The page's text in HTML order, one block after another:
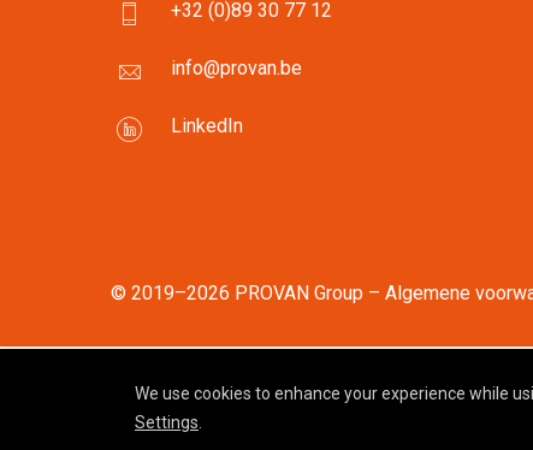
+32 (0)89 30 77 12
info@provan.be
LinkedIn
© 2019–2026 PROVAN Group – Algemene
This website is developed with
We use cookies to enhance your experience while
Settings